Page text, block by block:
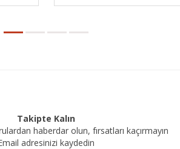
Takipte Kalın
haberdar olun, fırsatları kaçırmayın
adresinizi kaydedin